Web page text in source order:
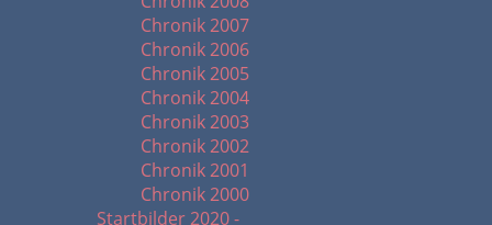
Chronik 2007
Chronik 2006
Chronik 2005
Chronik 2004
Chronik 2003
Chronik 2002
Chronik 2001
Chronik 2000
Startbilder 2020 -